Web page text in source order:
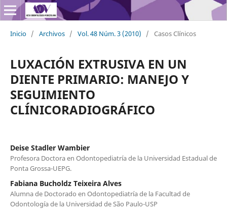
Inicio / Archivos / Vol. 48 Núm. 3 (2010) / Casos Clínicos
LUXACIÓN EXTRUSIVA EN UN
DIENTE PRIMARIO: MANEJO Y
SEGUIMIENTO
CLÍNICORADIOGRÁFICO
Deise Stadler Wambier
Profesora Doctora en Odontopediatría de la Universidad Estadual de
Ponta Grossa-UEPG.
Fabiana Bucholdz Teixeira Alves
Alumna de Doctorado en Odontopediatría de la Facultad de
Odontología de la Universidad de São Paulo-USP